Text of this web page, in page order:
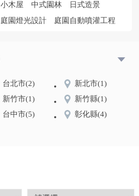
小木屋 中式園林
日式造景
庭園燈光設計 庭園自動噴灌工程
台北市(2) 新北市(1)
新竹市(1) 新竹縣(1)
台中市(5) 彰化縣(4)